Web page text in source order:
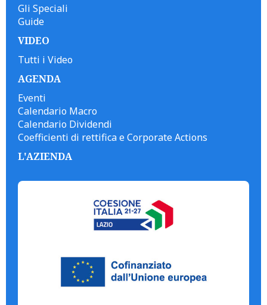
Gli Speciali
Guide
VIDEO
Tutti i Video
AGENDA
Eventi
Calendario Macro
Calendario Dividendi
Coefficienti di rettifica e Corporate Actions
L'AZIENDA